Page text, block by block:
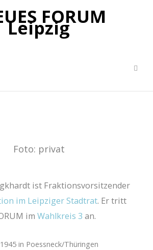
Foto: privat
ist Fraktionsvorsitzender
im Leipziger Stadtrat. Er tritt
im Wahlkreis 3 an.
in Poessneck/Thüringen